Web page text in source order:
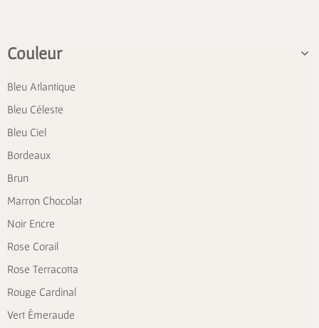
Couleur
Bleu Atlantique
Bleu Céleste
Bleu Ciel
Bordeaux
Brun
Marron Chocolat
Noir Encre
Rose Corail
Rose Terracotta
Rouge Cardinal
Vert Émeraude